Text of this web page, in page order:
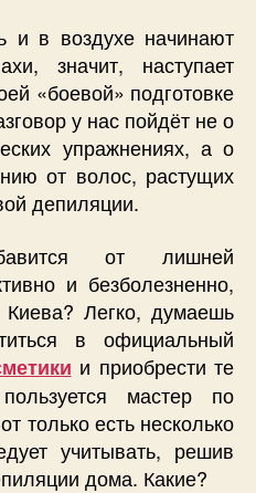
и в воздухе начинают
значит, наступает
«боевой» подготовке
у нас пойдёт не о
упражнениях, а о
от волос, растущих
депиляции.
от лишней
и безболезненно,
Легко, думаешь
в официальный
и приобрести те
мастер по
только есть несколько
учитывать, решив
дома. Какие?